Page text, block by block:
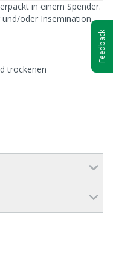
in einem Spender.
oder Insemination.
trockenen
Feedback